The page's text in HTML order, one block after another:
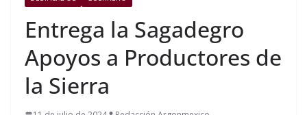
Entrega la Sagadegro
Apoyos a Productores de
la Sierra